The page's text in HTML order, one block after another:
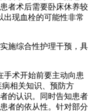
者术后需要卧床休养较
出现血栓的可能性非常
施综合性护理干预，具
术开始前要主动向患
相关知识、预防方
的认识。同时告知患者
者的依从性。针对部分